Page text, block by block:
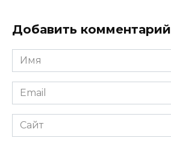
Добавить комментарий
Имя
Email
Сайт